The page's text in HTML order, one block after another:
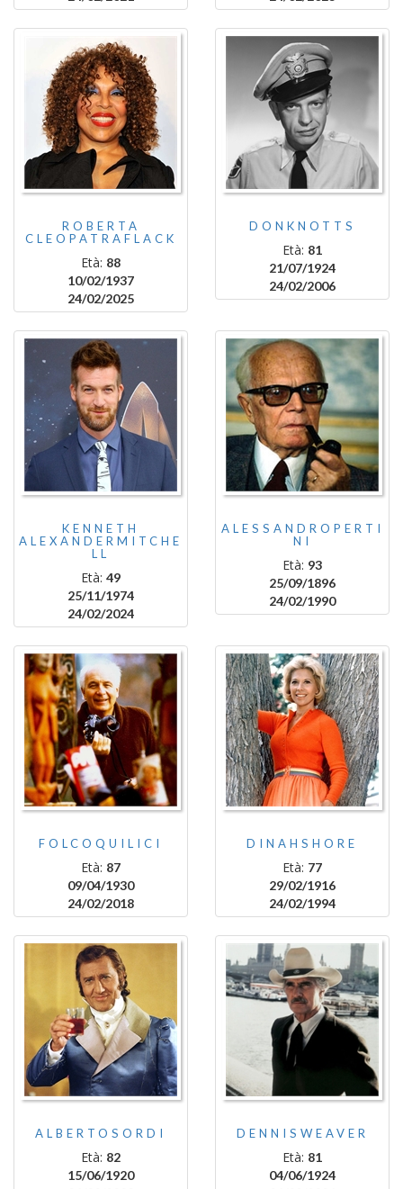
ROBERTA
CLEOPATRAFLACK
Età: 88
10/02/1937
24/02/2025
DONKNOTTS
Età: 81
21/07/1924
24/02/2006
KENNETH
ALEXANDERMITCHE
LL
Età: 49
25/11/1974
24/02/2024
ALESSANDROPERTI
NI
Età: 93
25/09/1896
24/02/1990
FOLCOQUILICI
Età: 87
09/04/1930
24/02/2018
DINAHSHORE
Età: 77
29/02/1916
24/02/1994
ALBERTOSORDI
Età: 82
15/06/1920
DENNISWEAVER
Età: 81
04/06/1924